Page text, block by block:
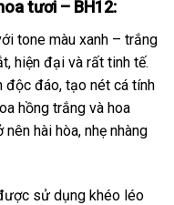
tươi – BH12:
tone màu xanh – trắng
hiện đại và rất tinh tế.
độc đáo, tạo nét cá tính
hồng trắng và hoa
hài hòa, nhẹ nhàng
sử dụng khéo léo